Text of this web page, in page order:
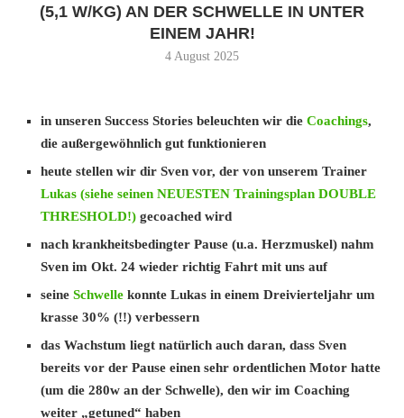
(5,1 W/KG) AN DER SCHWELLE IN UNTER
EINEM JAHR!
4 August 2025
in unseren Success Stories beleuchten wir die Coachings,
die außergewöhnlich gut funktionieren
heute stellen wir dir Sven vor, der von unserem Trainer
Lukas (siehe seinen NEUESTEN Trainingsplan DOUBLE
THRESHOLD!) gecoached wird
nach krankheitsbedingter Pause (u.a. Herzmuskel) nahm
Sven im Okt. 24 wieder richtig Fahrt mit uns auf
seine Schwelle konnte Lukas in einem Dreivierteljahr um
krasse 30% (!!) verbessern
das Wachstum liegt natürlich auch daran, dass Sven
bereits vor der Pause einen sehr ordentlichen Motor hatte
(um die 280w an der Schwelle), den wir im Coaching
weiter „getuned“ haben